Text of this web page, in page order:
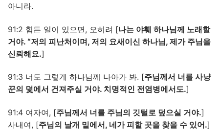
아니라.
91:2 힘든 일이 있으면, 오히려 [나는 야훼 하나님께 노래할
거야. “저의 피난처이며, 저의 요새이신 하나님, 제가 주님을
신뢰해요.]
91:3 너도 그렇게 하나님께 나아가 봐. [주님께서 너를 사냥
꾼의 덫에서 건져주실 거야. 치명적인 전염병에서도.]
91:4 여자여, [주님께서 너를 주님의 깃털로 덮으실 거야.]
사내여, [주님의 날개 밑에서, 네가 피할 곳을 찾을 수 있어.]